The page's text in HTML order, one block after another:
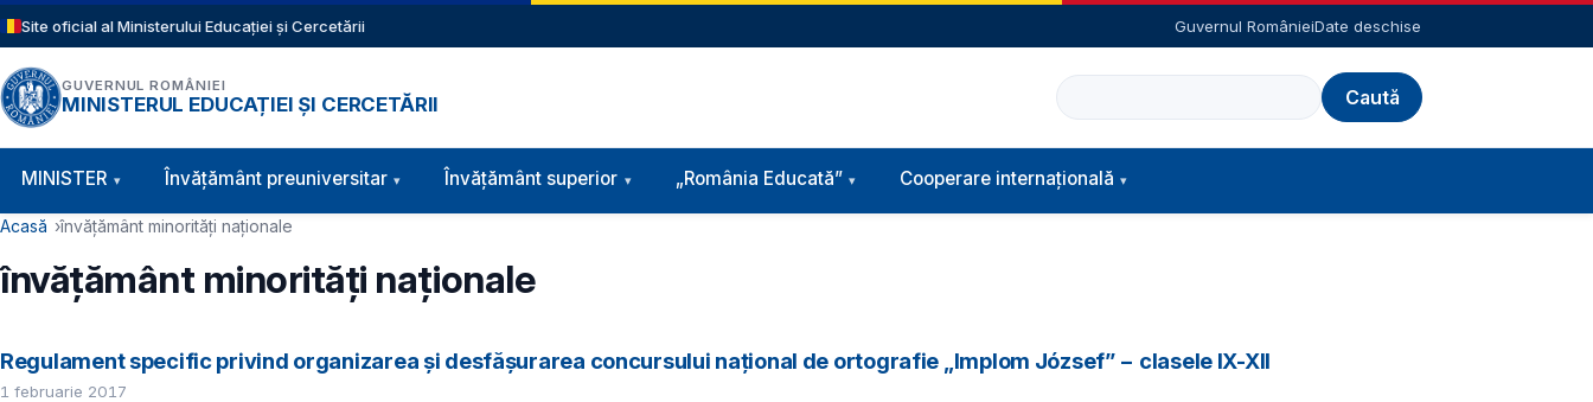
Sari la conținutul principal
Site oficial al Ministerului Educației și Cercetării Guvernul RomânieiDate deschise
GUVERNUL ROMÂNIEI
MINISTERUL EDUCAȚIEI ȘI CERCETĂRII
Caută
Navigație principală
MINISTER Învăţământ preuniversitar Învățământ superior „România Educată” Cooperare internațională
Cale de navigare
Acasă învățământ minorități naționale
învățământ minorități naționale
Regulament specific privind organizarea şi desfăşurarea concursului naţional de ortografie „Implom József” − clasele IX-XII
1 februarie 2017